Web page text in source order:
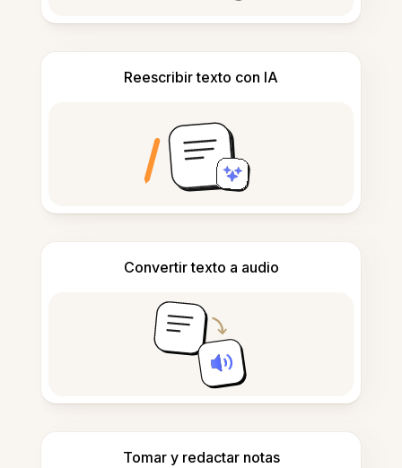
Reescribir texto con IA
Convertir texto a audio
Tomar y redactar notas